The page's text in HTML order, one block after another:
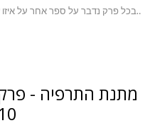
בכל פרק נדבר על ספר אחר על איזו
מתנת התרפיה -